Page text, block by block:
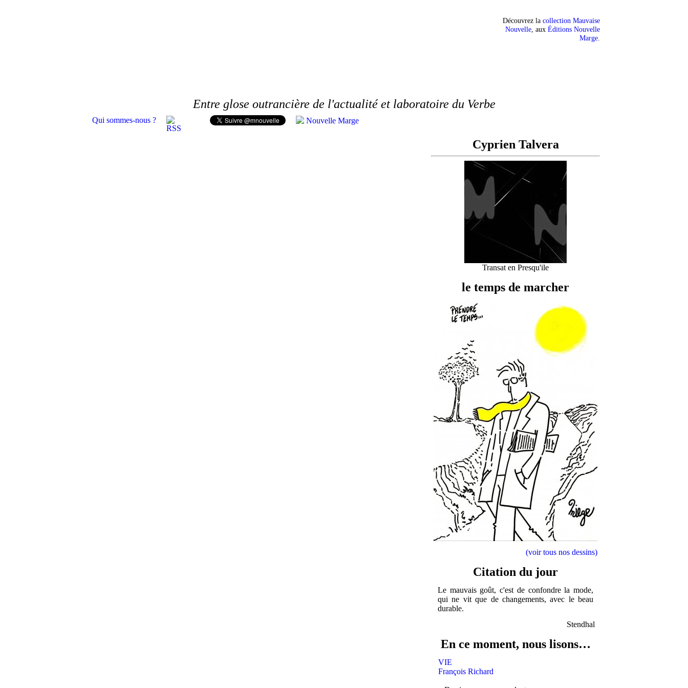
Découvrez la collection Mauvaise
Nouvelle , aux Éditions Nouvelle
Marge
Entre glose outrancière de l'actualité et laboratoire du Verbe
Qui sommes-nous ? Nouvelle Marge
Cyprien Talvera
Transat en Presqu'ile
le temps de marcher
(voir tous nos dessins)
Citation du jour
Le mauvais goût, c'est de confondre la mode,
qui ne vit que de changements, avec le beau
durable.
Stendhal
En ce moment, nous lisons…
VIE
François Richard